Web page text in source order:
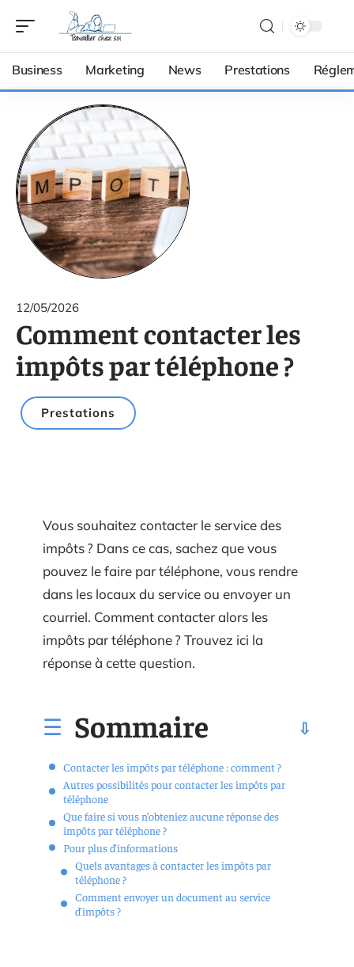
Business Marketing News Prestations
12/05/2026
Comment contacter les
impôts par téléphone ?
Prestations
Vous souhaitez contacter le service des
impôts ? Dans ce cas, sachez que vous
pouvez le faire par téléphone, vous rendre
dans les locaux du service ou envoyer un
courriel. Comment contacter alors les
impôts par téléphone ? Trouvez ici la
réponse à cette question.
Sommaire
Contacter les impôts par téléphone : comment ?
Autres possibilités pour contacter les impôts par
téléphone
Que faire si vous n’obteniez aucune réponse des
impôts par téléphone ?
Pour plus d’informations
Quels avantages à contacter les impôts par
téléphone ?
Comment envoyer un document au service
d’impôts ?